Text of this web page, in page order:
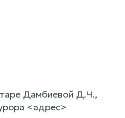
Дамбиевой Д.Ч.,
<адрес>